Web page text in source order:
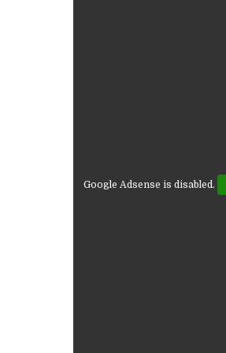
Google Adsense is disabled.